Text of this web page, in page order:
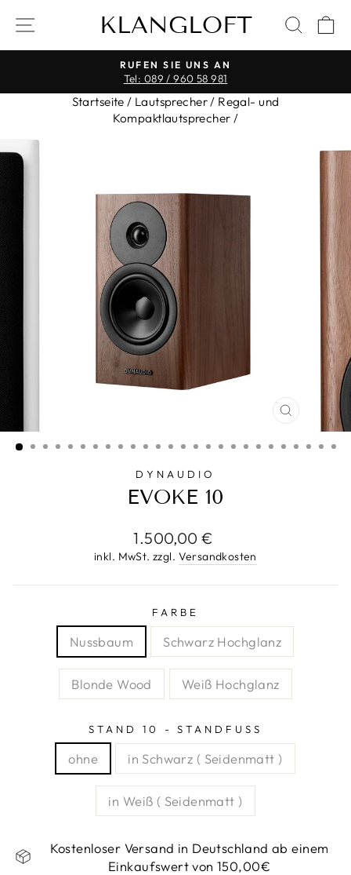
zum
SEITENNAVIGATION
KLANGLOFT
Pause
Diashow
RUFEN SIE UNS AN
Tel: 089 / 960 58 981
Startseite / Lautsprecher/ Regal- und
Kompaktlautsprecher /
DYNAUDIO
EVOKE 10
Normaler
Preis
1.500,00 €
inkl. MwSt. zzgl. Versandkosten
FARBE
Nussbaum Schwarz Hochglanz
Blonde Wood Weiß Hochglanz
STAND 10 - STANDFUSS
ohne in Schwarz ( Seidenmatt )
in Weiß ( Seidenmatt )
Kostenloser Versand in Deutschland ab einem
Einkaufswert von 150,00€